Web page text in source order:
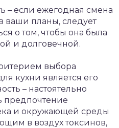
– если ежегодная смена
ваши планы, следует
о том, чтобы она была
и долговечной.
выбора
кухни является его
– настоятельно
предпочтение
и окружающей среды
в воздух токсинов,